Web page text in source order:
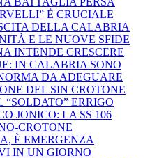
È CRUCIALE
DELLA CALABRIA
E LE NUOVE SFIDE
INTENDE CRESCERE
IN CALABRIA SONO
DA ADEGUARE
DEL SIN CROTONE
ERRIGO
JONICO: LA SS 106
CROTONE
È EMERGENZA
IN UN GIORNO